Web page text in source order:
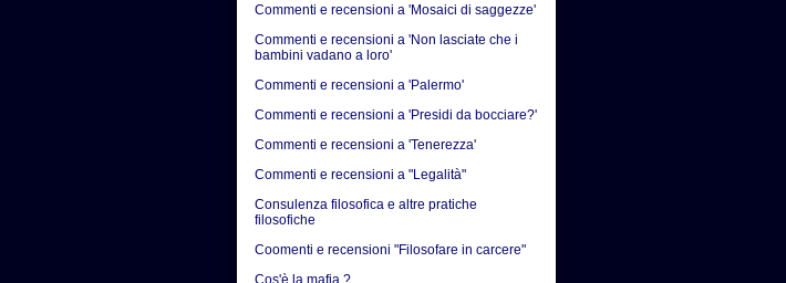
Commenti e recensioni a 'Mosaici di saggezze'
Commenti e recensioni a 'Non lasciate che i
bambini vadano a loro'
Commenti e recensioni a 'Palermo'
Commenti e recensioni a 'Presidi da bocciare?'
Commenti e recensioni a 'Tenerezza'
Commenti e recensioni a "Legalità"
Consulenza filosofica e altre pratiche
filosofiche
Coomenti e recensioni "Filosofare in carcere"
Cos'è la mafia ?